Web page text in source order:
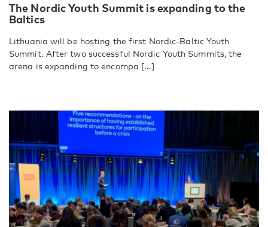
The Nordic Youth Summit is expanding to the
Baltics
Lithuania will be hosting the first Nordic-Baltic Youth
Summit. After two successful Nordic Youth Summits, the
arena is expanding to encompa [...]